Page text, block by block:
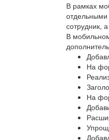
В рамках
отдельными
сотрудник,
В
На
На